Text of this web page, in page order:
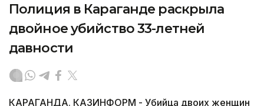
Полиция в Караганде раскрыла
двойное убийство 33-летней
давности
КАРАГАНДА. КАЗИНФОРМ - Убийца двоих женщин